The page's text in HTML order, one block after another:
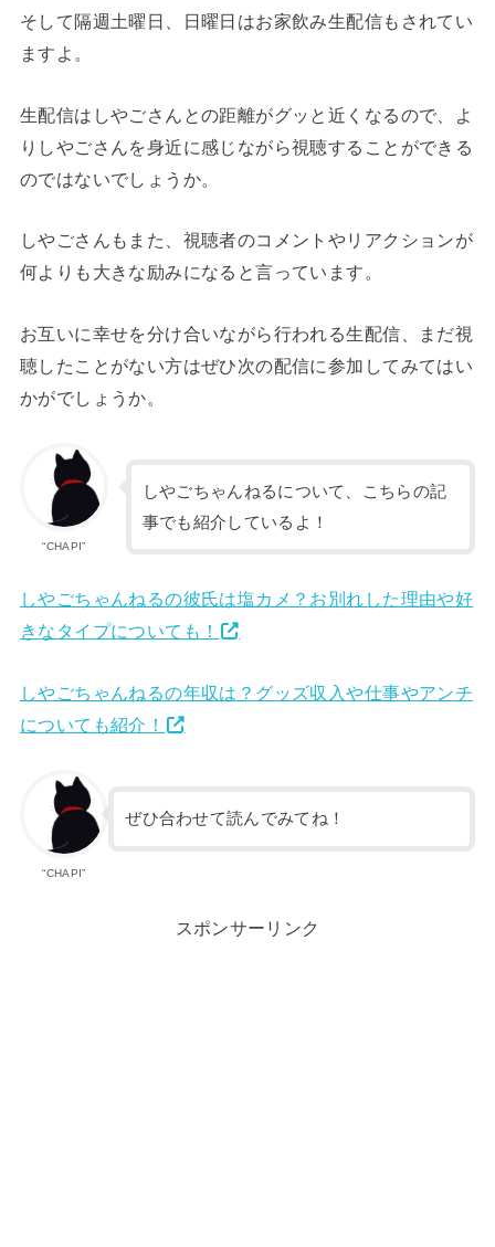
そして隔週土曜日、日曜日はお家飲み生配信もされてい
ますよ。
生配信はしやごさんとの距離がグッと近くなるので、よ
りしやごさんを身近に感じながら視聴することができる
のではないでしょうか。
しやごさんもまた、視聴者のコメントやリアクションが
何よりも大きな励みになると言っています。
お互いに幸せを分け合いながら行われる生配信、まだ視
聴したことがない方はぜひ次の配信に参加してみてはい
かがでしょうか。
“CHAPI”
しやごちゃんねるについて、こちらの記
事でも紹介しているよ！
しやごちゃんねるの彼氏は塩カメ？お別れした理由や好
きなタイプについても！
しやごちゃんねるの年収は？グッズ収入や仕事やアンチ
についても紹介！
“CHAPI”
ぜひ合わせて読んでみてね！
スポンサーリンク